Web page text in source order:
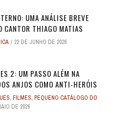
UMA ANÁLISE BREVE
CANTOR THIAGO MATIAS
22 DE JUNHO DE 2026
2: UM PASSO ALÉM NA
ANJOS COMO ANTI-HERÓIS
, FILMES, PEQUENO CATÁLOGO DO
DE 2026